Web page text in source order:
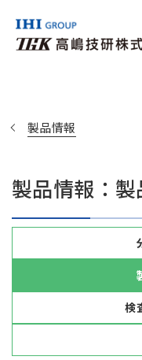
製品情報
製品情報：
検